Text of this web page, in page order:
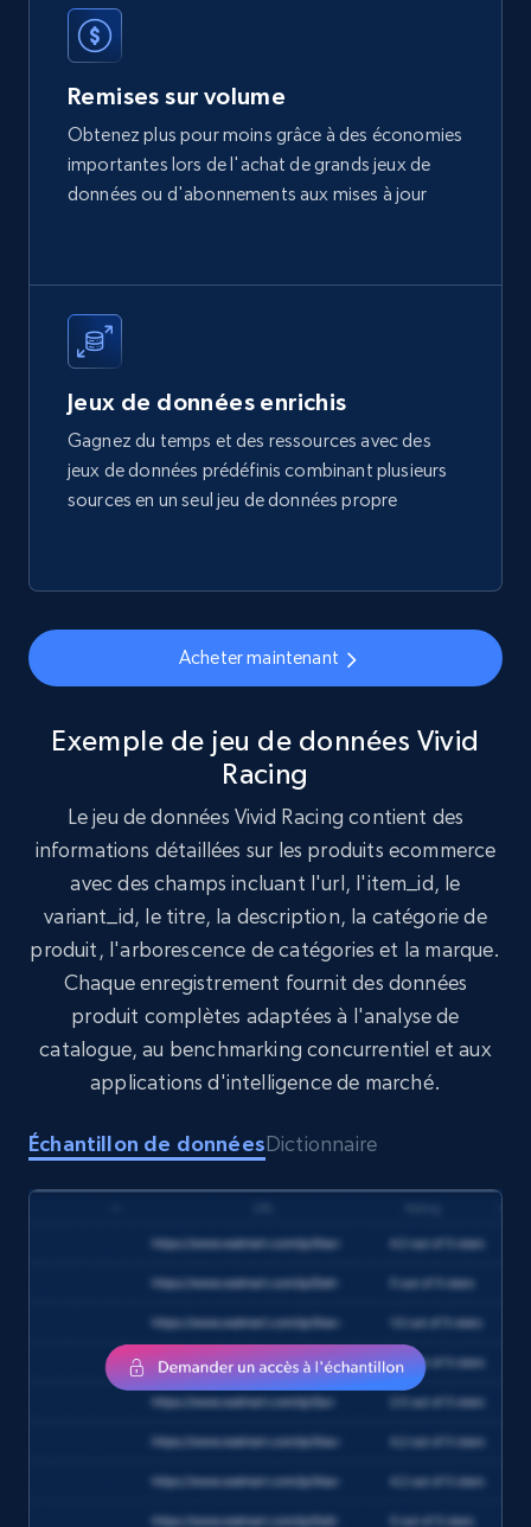
1.9K+
Amazon best seller products
Title, Seller name, Brand, Description, Initial
price, Final price, Final price high, Currency, and
eCommerce
1.7K+
Amazon products search
1.6K+ 181+ Buy Now
URL, Product id, Title, Product description,
Rating, Reviews count, Initial price, Discount,
and more.
eCommerce
Buy Now
Amazon Walmart
amazon, Currency amazon, Availability amazon,
eCommerce
132+ Buy Now
Zara - Products
Remises sur volume
Obtenez plus pour moins grâce à des économies
importantes lors de l'achat de grands jeux de
données ou d'abonnements aux mises à jour
Jeux de données enrichis
Gagnez du temps et des ressources avec des
jeux de données prédéfinis combinant plusieurs
sources en un seul jeu de données propre
Acheter maintenant
Exemple de jeu de données Vivid
Racing
Le jeu de données Vivid Racing contient des
informations détaillées sur les produits ecommerce
avec des champs incluant l'url, l'item_id, le
variant_id, le titre, la description, la catégorie de
produit, l'arborescence de catégories et la marque.
Chaque enregistrement fournit des données
produit complètes adaptées à l'analyse de
catalogue, au benchmarking concurrentiel et aux
applications d'intelligence de marché.
Échantillon de donnéesDictionnaire